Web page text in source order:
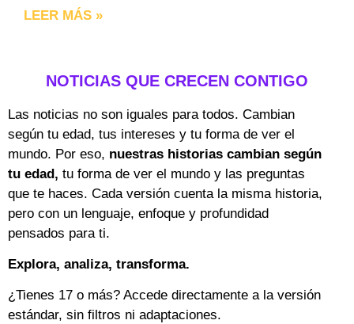
LEER MÁS »
NOTICIAS QUE CRECEN CONTIGO
Las noticias no son iguales para todos. Cambian
según tu edad, tus intereses y tu forma de ver el
mundo. Por eso, nuestras historias cambian según
tu edad, tu forma de ver el mundo y las preguntas
que te haces. Cada versión cuenta la misma historia,
pero con un lenguaje, enfoque y profundidad
pensados para ti.
Explora, analiza, transforma.
¿Tienes 17 o más? Accede directamente a la versión
estándar, sin filtros ni adaptaciones.